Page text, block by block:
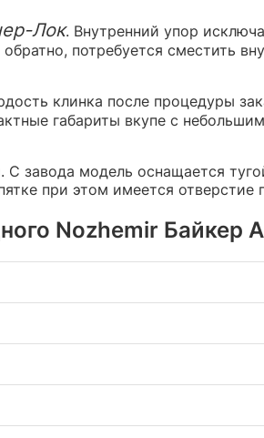
Лок. Внутренний упор
потребуется сместить
клинка после процедуры
габариты вкупе с
модель оснащается
при этом имеется
Nozhemir Байкер